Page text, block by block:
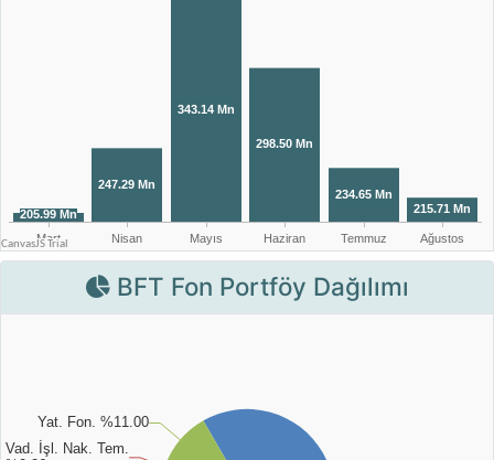
BFT Fon Portföy Dağılımı